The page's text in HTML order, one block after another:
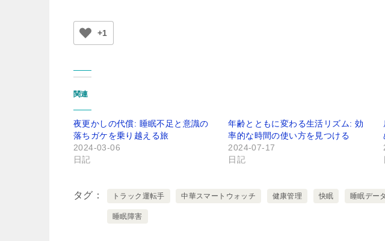
+1
関連
夜更かしの代償: 睡眠不足と意識の
落ちガケを乗り越える旅
2024-03-06
日記
年齢とともに変わる生活リズム: 効
率的な時間の使い方を見つける
2024-07-17
日記
タグ トラック運転手 中華スマートウォッチ 健康管理 快眠 睡眠データ
睡眠障害